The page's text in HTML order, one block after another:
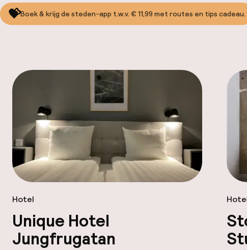
💝Boek & krijg de steden-app t.w.v. € 11,99 met routes en tips cadeau.
Hotel
Unique Hotel
Jungfrugatan